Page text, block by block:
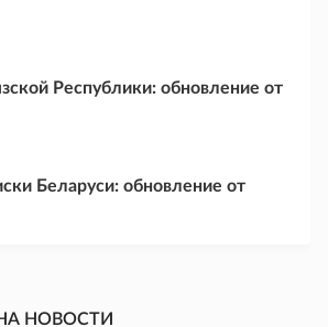
Республики: обновление от
Беларуси: обновление от
НОВОСТИ